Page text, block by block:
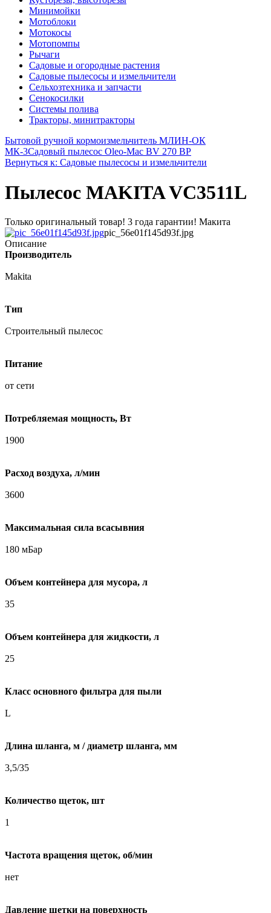
Минимойки
Мотоблоки
Мотокосы
Мотопомпы
Рычаги
Садовые и огородные растения
Садовые пылесосы и измельчители
Сельхозтехника и запчасти
Сенокосилки
Системы полива
Тракторы, минитракторы
Бытовой ручной кормоизмельчитель МЛИН-ОК
МК-3Садовый пылесос Oleo-Mac BV 270 BP
Вернуться к: Садовые пылесосы и измельчители
Пылесос MAKITA VC3511L
Только оригинальный товар! 3 года гарантии! Макита
pic_56e01f145d93f.jpg
Описание
Производитель
Makita
Тип
Строительный пылесос
Питание
от сети
Потребляемая мощность, Вт
1900
Расход воздуха, л/мин
3600
Максимальная сила всасывния
180 мБар
Объем контейнера для мусора, л
35
Объем контейнера для жидкости, л
25
Класс основного фильтра для пыли
L
Длина шланга, м / диаметр шланга, мм
3,5/35
Количество щеток, шт
1
Частота вращения щеток, об/мин
нет
Давление щетки на поверхность